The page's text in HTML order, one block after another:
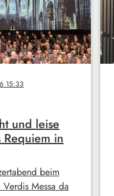
15:33
und leise
Requiem in
beim
Messa da